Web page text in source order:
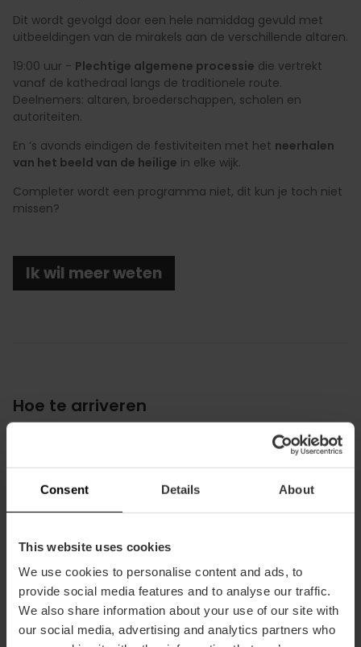
Consent Details About
This website uses cookies
We use cookies to personalise content and ads, to
provide social media features and to analyse our traffic.
We also share information about your use of our site with
our social media, advertising and analytics partners who
Dit wordt gevolgd door een hele namiddag gevuld met
uitbeeldingen van de mirakels aan de verschillende altaren.
19:00 uur - Plechtige algemene processie die vertrekt
vanaf de kathedraal langs de traditionele route.
Deelnemers: altaren, broederschappen, scholen en
autoriteiten.
En ‘s avonds eindigen de festiviteiten met het neerhalen
van het beeld van de heilige in elke wijk.
Completer wordt een programma niet, dit kun je toch niet
missen?
Ik wil meer weten
Hoe te arriveren
Feest van Sint Vincent Ferrer
Er is een gereserveerdezone voor mensen met beperkte
mobiliteit
om het eerbetoon aan Sa
n Vicente Ferrer te
bekijken, dat plaatsvindt op 28 april om 12:00 uur. De
zone bevindt zich op de hoek van Plaza del Ayuntamiento